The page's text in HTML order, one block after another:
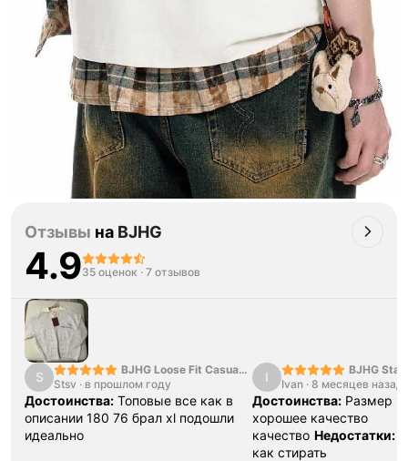
Отзывы на BJHG
4.935 оценок · 7 отзывов
S
BJHG Loose Fit Casual
Pants
Stsv · в прошлом году
Достоинства: Топовые все как в
описании 180 76 брал xl подошли
идеально
I
BJHG Star
Hoodie
Ivan · 8 месяцев назад
Достоинства: Размер
хорошее качество
качество Недостатки:
как стирать